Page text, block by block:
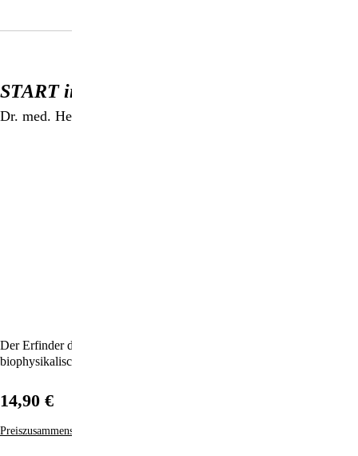
START in ein neues Therapiezeitalter
Dr. med. Hegall Vollert
Der Erfinder der Bion-Pads erklärt in verständlicher Sprache die
biophysikalische Wirkung der Bionen-Energie in seinen Produkten.
14,90 €
Preiszusammensetzung